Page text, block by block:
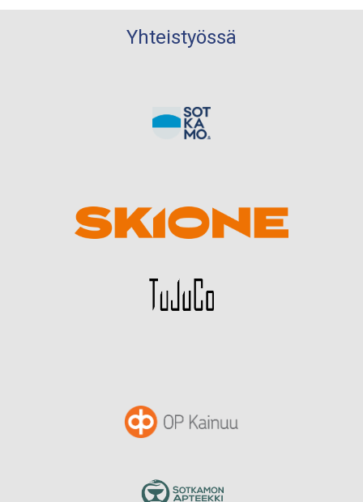
Yhteistyössä